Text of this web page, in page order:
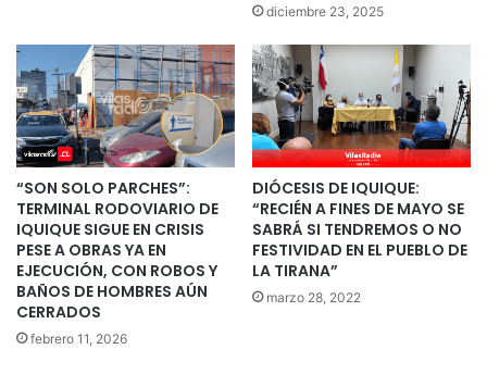
diciembre 23, 2025
“SON SOLO PARCHES”:
TERMINAL RODOVIARIO DE
IQUIQUE SIGUE EN CRISIS
PESE A OBRAS YA EN
EJECUCIÓN, CON ROBOS Y
BAÑOS DE HOMBRES AÚN
CERRADOS
febrero 11, 2026
DIÓCESIS DE IQUIQUE:
“RECIÉN A FINES DE MAYO SE
SABRÁ SI TENDREMOS O NO
FESTIVIDAD EN EL PUEBLO DE
LA TIRANA”
marzo 28, 2022